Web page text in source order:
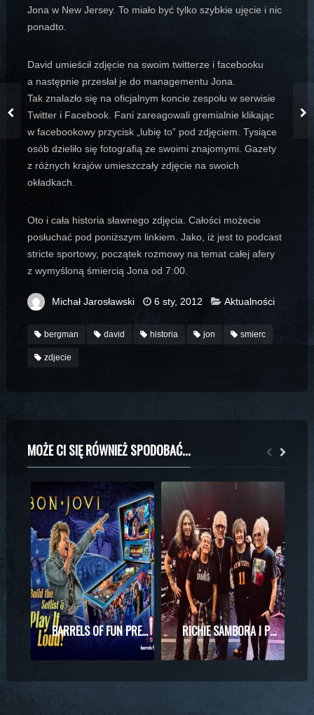
Jona w New Jersey. To miało być tylko szybkie ujęcie i nic
ponadto.
David umieścił zdjęcie na swoim twitterze i facebooku
a następnie przesłał je do managementu Jona.
Tak znalazło się na oficjalnym koncie zespołu w serwisie
Twitter i Facebook. Fani zareagowali gremialnie klikając
w facebookowy przycisk „lubię to” pod zdjęciem. Tysiące
osób dzieliło się fotografią ze swoimi znajomymi. Gazety
z różnych krajów umieszczały zdjęcie na swoich
okładkach.
Oto i cała historia sławnego zdjęcia. Całości możecie
posłuchać pod poniższym linkiem. Jako, iż jest to podcast
stricte sportowy, początek rozmowy na temat całej afery
z wymyśloną śmiercią Jona od 7:00.
Michał Jarosławski 6 sty, 2012 Aktualności
bergman david historia jon smierc
zdjecie
MOŻE CI SIĘ RÓWNIEŻ SPODOBAĆ...
BARRELS OF FUN PREZENTUJE MASZYNĘ DO PINBALLA Z MOTYWAMI BON JOVI RICHIE SAMBORA I PHIL X RAZEM NA SCENIE! WYJĄTKOWE SPOTKANIE PODCZAS KONCERTU KINGS OF CHAOS